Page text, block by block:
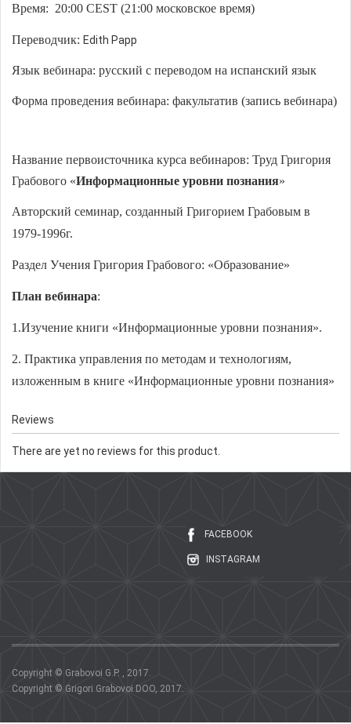
Время: 20:00 CEST (21 :00 московское время)
Переводчик: Edith Papp
Язык вебинара: русский с переводом на испанский язык
Форма проведения вебинара: факультатив (запись вебинара)
Название первоисточника курса вебинаров: Труд Григория
Грабового «Информационные уровни познания»
Авторский семинар, созданный Григорием Грабовым в
1979-1996г.
Раздел Учения Григория Грабового: «Образование»
План вебинара:
1.Изучение книги «Информационные уровни познания».
2. Практика управления по методам и технологиям,
изложенным в книге «Информационные уровни познания»
Reviews
There are yet no reviews for this product.
FACEBOOK
INSTAGRAM
Copyright © Grabovoi G.P. , 2017.
Copyright © Grigori Grabovoi DOO, 2017.